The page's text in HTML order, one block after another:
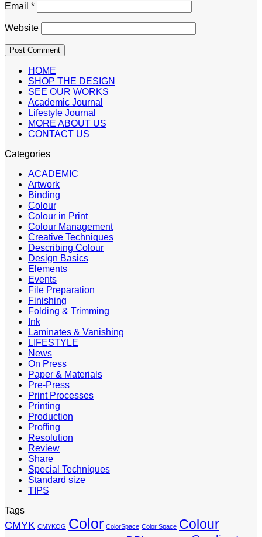
Email *
Website
HOME
SHOP THE DESIGN
SEE OUR WORKS
Academic Journal
Lifestyle Journal
MORE ABOUT US
CONTACT US
Categories
ACADEMIC
Artwork
Binding
Colour
Colour in Print
Colour Management
Creative Techniques
Describing Colour
Design Basics
Elements
Events
File Preparation
Finishing
Folding & Trimming
Ink
Laminates & Vanishing
LIFESTYLE
News
On Press
Paper & Materials
Pre-Press
Print Processes
Printing
Production
Proffing
Resolution
Review
Share
Special Techniques
Standard size
TIPS
Tags
CMYK CMYKOG Color ColorSpace Color Space Colour